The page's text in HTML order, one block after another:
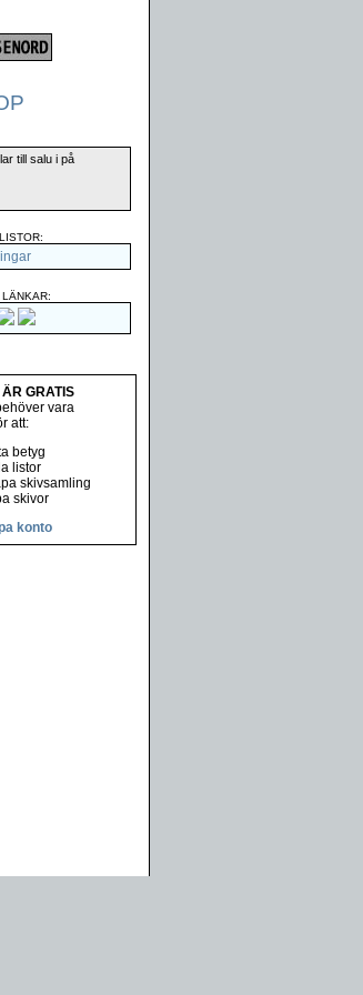
till salu i på
GRATIS
vara
att:
betyg
listor
skivsamling
skivor
konto